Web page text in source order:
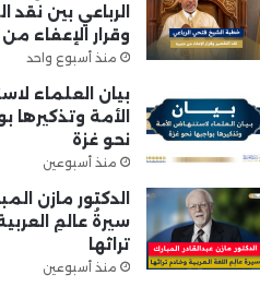
الرباعي بين نقد
وقرار الإعفاء
منذ أسبوع واحد
بيان العلماء
الأمة وتذكيرها
نحو غزة
منذ أسبوعين
الدكتور مازن
سيرةُ عالمِ
تراثها
منذ أسبوعين